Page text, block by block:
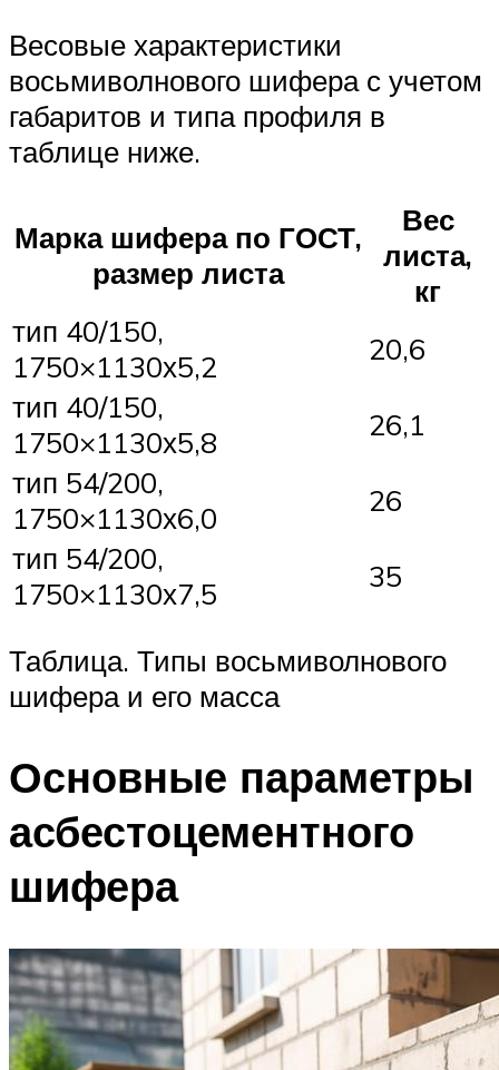
Весовые характеристики
восьмиволнового шифера с учетом
габаритов и типа профиля в
таблице ниже.
Марка шифера по ГОСТ,
размер листа
Вес
листа,
кг
тип 40/150,
1750×1130х5,2
20,6
тип 40/150,
1750×1130х5,8
26,1
тип 54/200,
1750×1130х6,0
26
тип 54/200,
1750×1130х7,5
35
Таблица. Типы восьмиволнового
шифера и его масса
Основные параметры
асбестоцементного
шифера